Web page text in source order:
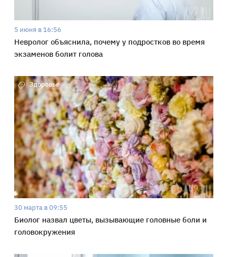
5 июня в 16:56
Невролог объяснила, почему у подростков во время
экзаменов болит голова
Здоровье
30 марта в 09:55
Биолог назвал цветы, вызывающие головные боли и
головокружения